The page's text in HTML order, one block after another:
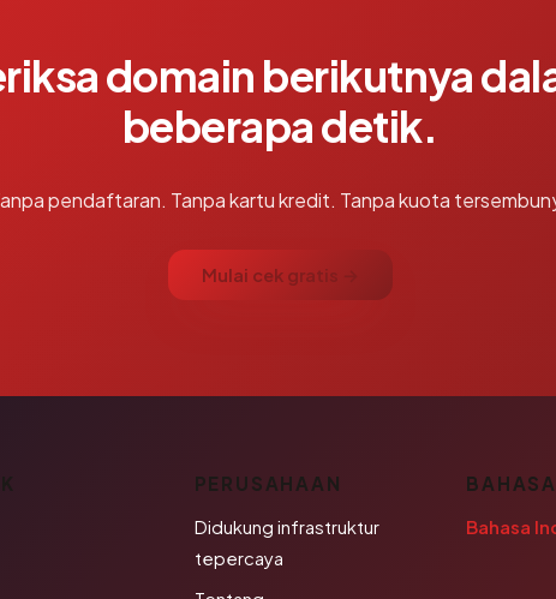
domain berikutnya
beberapa detik.
pendaftaran. Tanpa kartu kredit. Tanpa kuota
Mulai cek gratis →
PERUSAHAAN
Didukung infrastruktur
tepercaya
BAHASA
Bahasa